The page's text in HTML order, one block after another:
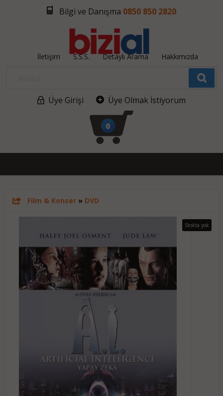
Bilgi ve Danışma 0850 850 2820
İletişim S.S.S. Detaylı Arama Hakkımızda
Üye Girişi Üye Olmak İstiyorum
0
Film & Konser» DVD
Stokta yok